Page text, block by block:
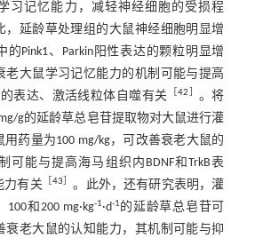
习记忆能力，减轻神经细胞的受损程
，延龄草处理组的大鼠神经细胞明显增
的Pink1、Parkin阳性表达的颗粒明显增
老大鼠学习记忆能力的机制可能与提高
的表达、激活线粒体自噬有关 ［42
。将
g的延龄草总皂苷提取物对大鼠进行灌
药量为100 mg/kg，可改善衰老大鼠的
可能与提高海马组织内BDNF和TrkB表
力有关
43
。此外，还有研究表明，灌
和200 mg·kg-1·d-1 的延龄草总皂苷可
衰老大鼠的认知能力，其机制可能与抑